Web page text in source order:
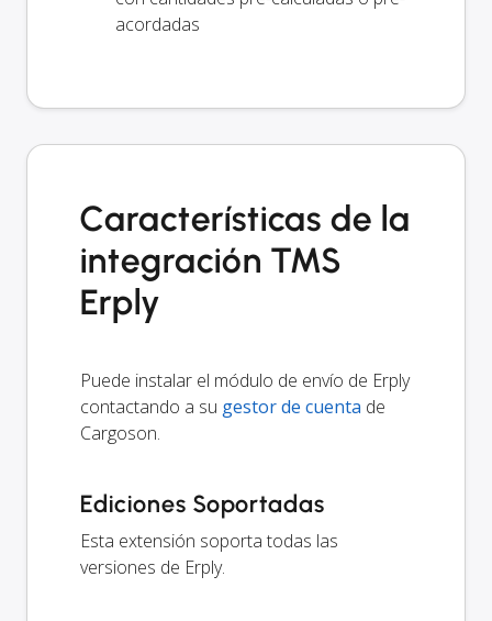
acordadas
Características de la
integración TMS
Erply
Puede instalar el módulo de envío de Erply
contactando a su gestor de cuenta de
Cargoson.
Ediciones Soportadas
Esta extensión soporta todas las
versiones de Erply.